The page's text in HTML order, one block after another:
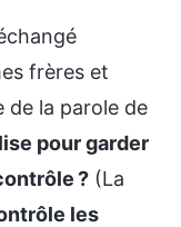
frères et
de la parole de
pour garder
? (La
les